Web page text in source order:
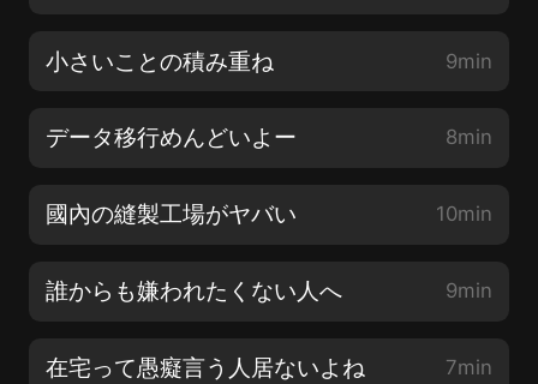
小さいことの積み重ね 9min
データ移行めんどいよー 8min
國內の縫製工場がヤバい 10min
誰からも嫌われたくない人へ 9min
在宅って愚癡言う人居ないよね 7min